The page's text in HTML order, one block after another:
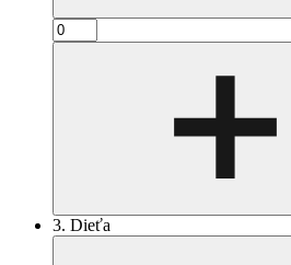
3. Dieťa